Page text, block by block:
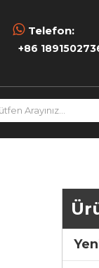
 Telefon:
+86